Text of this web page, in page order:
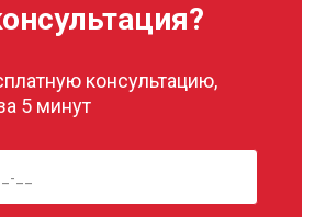
консультацию,
5 минут